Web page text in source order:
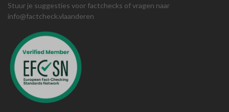
Stuur je suggesties voor factchecks of vragen naar
info@factcheck.vlaanderen